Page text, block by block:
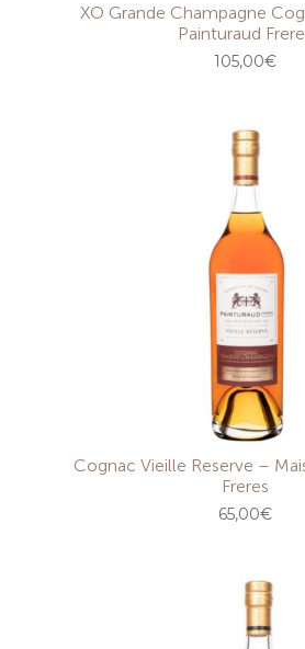
XO Grande Champagne
Painturaud
105,00€
Cognac Vieille Reserve –
Freres
65,00€